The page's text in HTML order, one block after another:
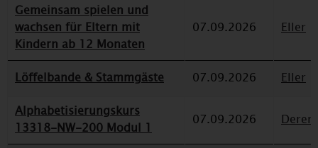
Gemeinsam spielen und
wachsen für Eltern mit
Kindern ab 12 Monaten
07.09.2026 Eller
Löffelbande & Stammgäste 07.09.2026
Eller
Alphabetisierungskurs
13318-NW-200 Modul 1
07.09.2026